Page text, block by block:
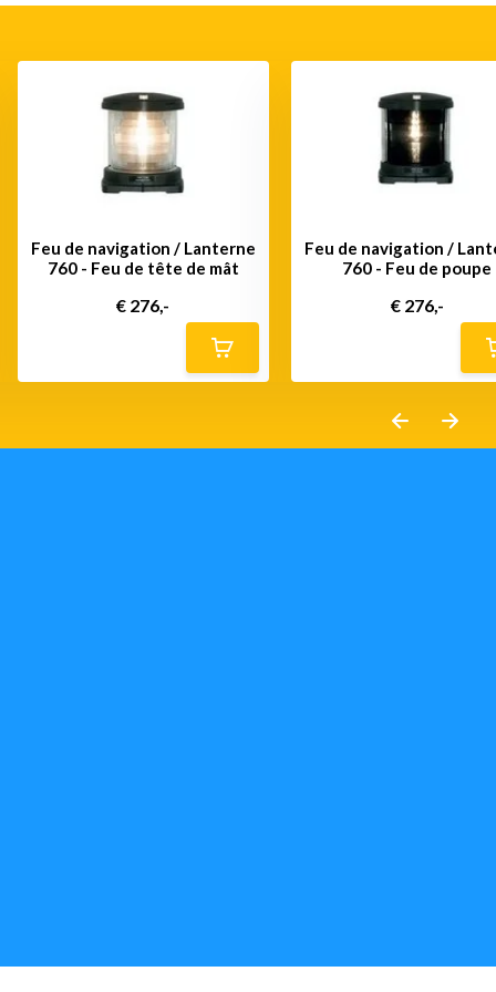
Feu de navigation / Lanterne
760 - Feu de tête de mât
€ 276,-
Feu de navigation /
760 - Feu de poupe
€ 276,-